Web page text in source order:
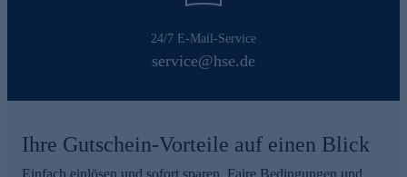
24/7 E-Mail-Service
service@hse.de
Ihre Gutschein-Vorteile auf einen Blick